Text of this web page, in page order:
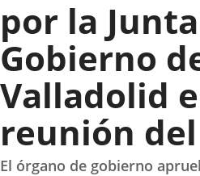
por la
Gobierno
Valladolid
reunión del
El órgano de gobierno